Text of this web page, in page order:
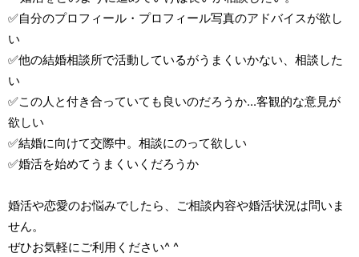
✅自分のプロフィール・プロフィール写真のアドバイスが欲し
い
✅他の結婚相談所で活動しているがうまくいかない、相談した
い
✅この人と付き合っていても良いのだろうか...客観的な意見が
欲しい
✅結婚に向けて交際中。相談にのって欲しい
✅婚活を始めてうまくいくだろうか
婚活や恋愛のお悩みでしたら、ご相談内容や婚活状況は問いま
せん。
ぜひお気軽にご利用ください^ ^